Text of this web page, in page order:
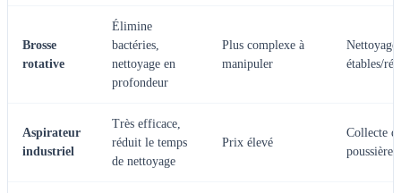
Brosse
rotative
Élimine
bactéries,
nettoyage en
profondeur
Plus complexe à
manipuler
Nettoyage
étables/
Aspirateur
industriel
Très efficace,
réduit le temps
de nettoyage
Prix élevé
Collecte
poussières